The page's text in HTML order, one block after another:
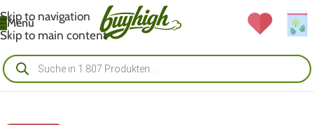
Skip to navigation
Skip to main content
Menü